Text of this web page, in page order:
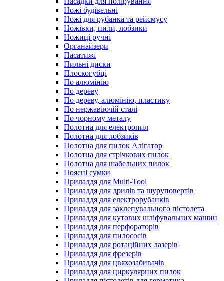
Ножі будівельні
Ножі для рубанка та рейсмусу
Ножівки, пили, лобзики
Ножиці ручні
Органайзери
Пасатижі
Пильні диски
Плоскогубці
По алюмінію
По дереву
По дереву, алюмінію, пластику
По нержавіючій сталі
По чорному металу
Полотна для електропил
Полотна для лобзиків
Полотна для пилок Алігатор
Полотна для стрічкових пилок
Полотна для шабельних пилок
Поясні сумки
Приладдя для Multi-Tool
Приладдя для дрилів та шуруповертів
Приладдя для електрорубанків
Приладдя для заклепувального пістолета
Приладдя для кутових шліфувальних машин
Приладдя для перфораторів
Приладдя для пилососів
Приладдя для ротаційних лазерів
Приладдя для фрезерів
Приладдя для цвяхозабивачів
Приладдя для циркулярних пилок